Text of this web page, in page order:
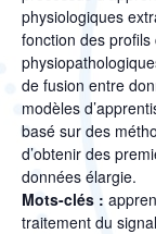
physiologiques
fonction des
de fusion entre
modèles
basé sur des
d’obtenir des
données élargie.
Mots-clés :
traitement du